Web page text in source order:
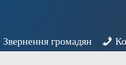
Звернення громадян